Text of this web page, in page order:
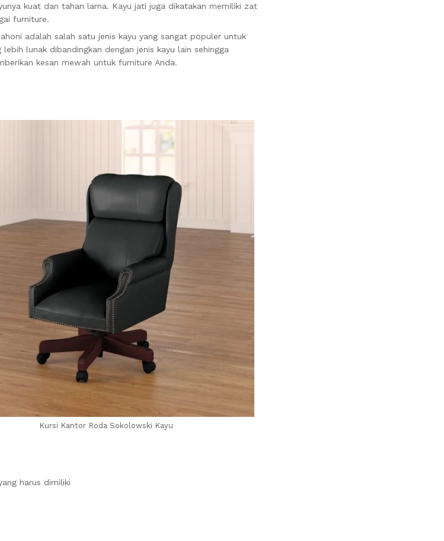
kuat dan tahan lama. Kayu jati juga dikatakan memiliki zat
furniture.
adalah salah satu jenis kayu yang sangat populer untuk
lunak dibandingkan dengan jenis kayu lain sehingga
kesan mewah untuk furniture Anda.
Kursi Kantor Roda Sokolowski Kayu
harus dimiliki